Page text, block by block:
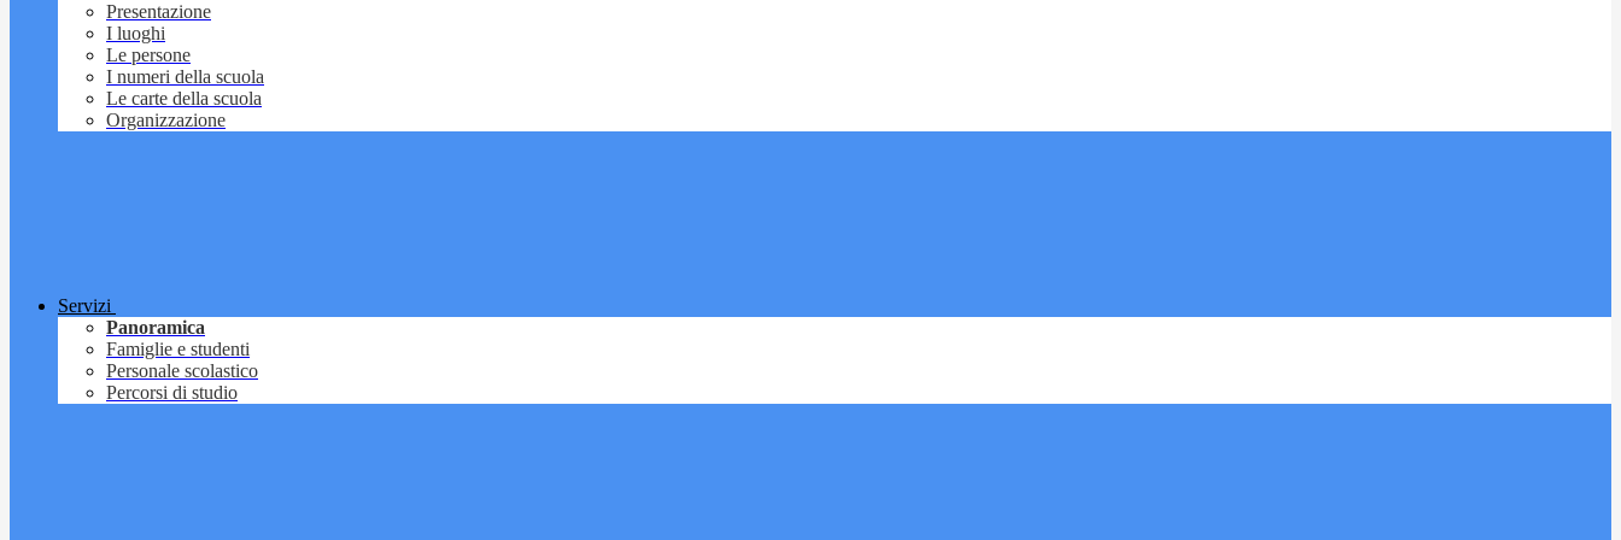
Presentazione
I luoghi
Le persone
I numeri della scuola
Le carte della scuola
Organizzazione
Servizi
Panoramica
Famiglie e studenti
Personale scolastico
Percorsi di studio